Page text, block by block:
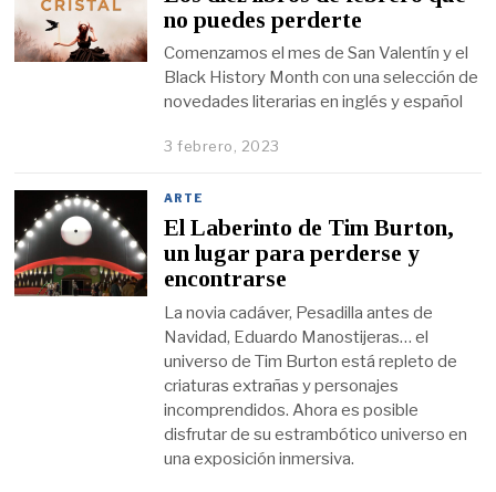
no puedes perderte
Comenzamos el mes de San Valentín y el
Black History Month con una selección de
novedades literarias en inglés y español
3 febrero, 2023
ARTE
El Laberinto de Tim Burton,
un lugar para perderse y
encontrarse
La novia cadáver, Pesadilla antes de
Navidad, Eduardo Manostijeras… el
universo de Tim Burton está repleto de
criaturas extrañas y personajes
incomprendidos. Ahora es posible
disfrutar de su estrambótico universo en
una exposición inmersiva.